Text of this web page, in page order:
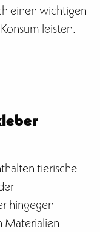
einen wichtigen
leisten.
tierische
hingegen
Materialien